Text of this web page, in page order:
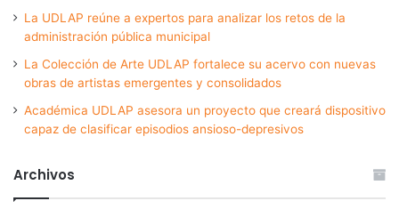
La UDLAP reúne a expertos para analizar los retos de la
administración pública municipal
La Colección de Arte UDLAP fortalece su acervo con nuevas
obras de artistas emergentes y consolidados
Académica UDLAP asesora un proyecto que creará dispositivo
capaz de clasificar episodios ansioso-depresivos
Archivos